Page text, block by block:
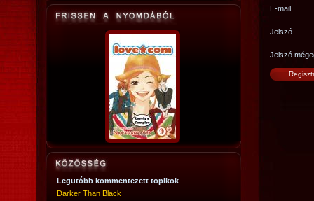
Legutóbb kommentezett topikok
Darker Than Black
E-mail
Jelszó
Jelszó